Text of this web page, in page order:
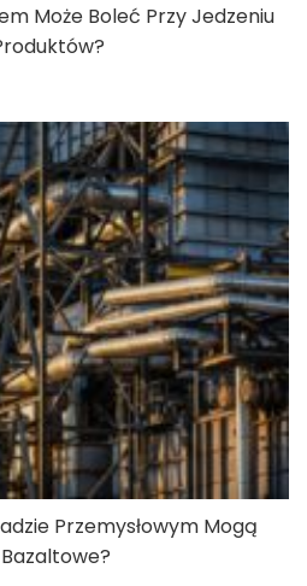
Może Boleć Przy Jedzeniu
Przemysłowym Mogą